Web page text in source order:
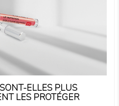
ELLES PLUS
LES PROTÉGER